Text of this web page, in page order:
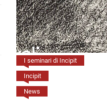
I seminari di Incipit
Incipit
News